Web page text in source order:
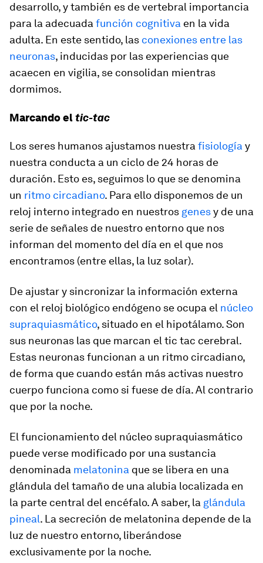
desarrollo, y también es de vertebral importancia
para la adecuada función cognitiva en la vida
adulta. En este sentido, las conexiones entre las
neuronas, inducidas por las experiencias que
acaecen en vigilia, se consolidan mientras
dormimos.
Marcando eltic-tac
Los seres humanos ajustamos nuestra fisiología y
nuestra conducta a un ciclo de 24 horas de
duración. Esto es, seguimos lo que se denomina
un ritmo circadiano. Para ello disponemos de un
reloj interno integrado en nuestros genesy de una
serie de señales de nuestro entorno que nos
informan del momento del día en el que nos
encontramos (entre ellas, la luz solar).
De ajustar y sincronizar la información externa
con el reloj biológico endógeno se ocupa el núcleo
supraquiasmático, situado en el hipotálamo. Son
sus neuronas las que marcan el tic tac cerebral.
Estas neuronas funcionan a un ritmo circadiano,
de forma que cuando están más activas nuestro
cuerpo funciona como si fuese de día. Al contrario
que por la noche.
El funcionamiento del núcleo supraquiasmático
puede verse modificado por una sustancia
denominada melatonina que se libera en una
glándula del tamaño de una alubia localizada en
la parte central del encéfalo. A saber, la glándula
pineal. La secreción de melatonina depende de la
luz de nuestro entorno, liberándose
exclusivamente por la noche.